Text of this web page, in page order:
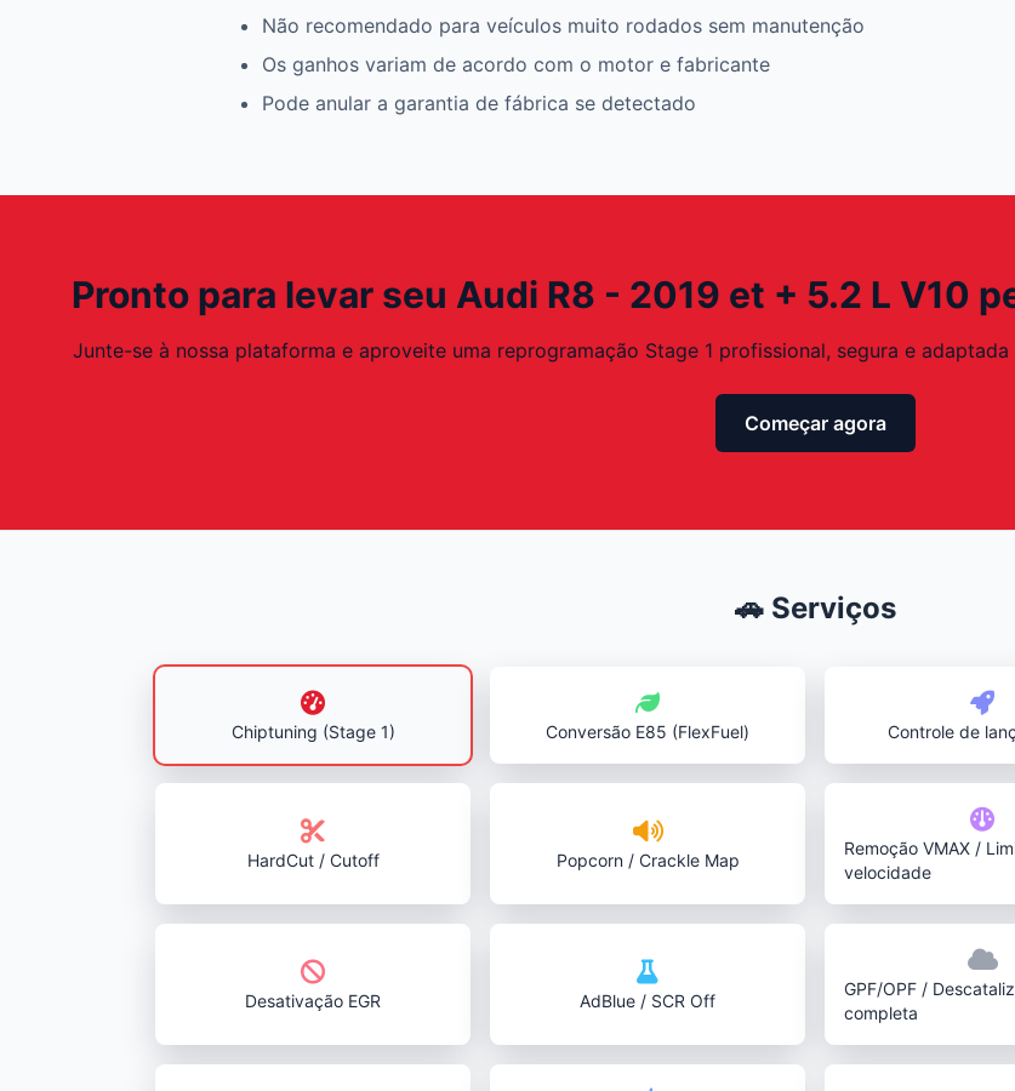
Não recomendado para veículos muito rodados sem manutenção
Os ganhos variam de acordo com o motor e fabricante
Pode anular a garantia de fábrica se detectado
Pronto para levar seu Audi R8 - 2019 et + 5.2 L V10
Junte-se à nossa plataforma e aproveite uma reprogramação Stage 1 profissional, segura e
Começar agora
🚗 Serviços
Chiptuning (Stage 1) Conversão E85 (FlexFuel) Controle de
HardCut / Cutoff Popcorn / Crackle Map
Remoção VMAX /
velocidade
Desativação EGR AdBlue / SCR Off
GPF/OPF /
completa